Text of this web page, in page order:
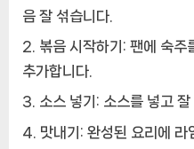
음 잘 섞습니다.
볶음 시작하기: 팬에 숙주
추가합니다.
소스 넣기: 소스를 넣고 잘
맛내기: 완성된 요리에 라